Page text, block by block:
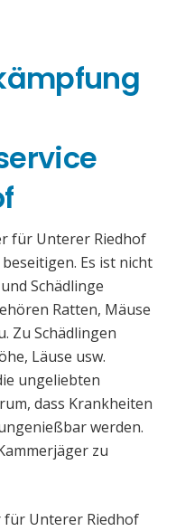
für Unterer Riedhof
Es ist nicht
Schädlinge
Ratten, Mäuse
Zu Schädlingen
Läuse usw.
ungeliebten
dass Krankheiten
werden.
zu
für Unterer Riedhof